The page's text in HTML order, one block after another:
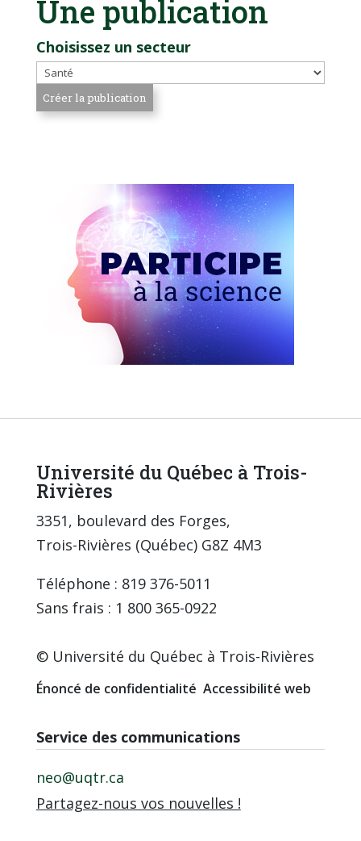
Une publication
Choisissez un secteur
Université du Québec à Trois-
Rivières
3351, boulevard des Forges,
Trois-Rivières (Québec) G8Z 4M3
Téléphone : 819 376-5011
Sans frais : 1 800 365-0922
© Université du Québec à Trois-Rivières
Énoncé de confidentialité Accessibilité web
Service des communications
neo@uqtr.ca
Partagez-nous vos nouvelles !